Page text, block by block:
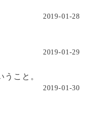
2019-01-28
2019-01-29
こと。
2019-01-30